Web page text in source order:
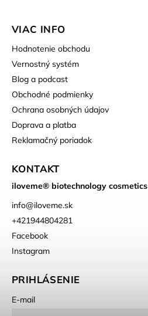
VIAC INFO
Hodnotenie obchodu
Vernostný systém
Blog a podcast
Obchodné podmienky
Ochrana osobných údajov
Doprava a platba
Reklamačný poriadok
KONTAKT
iloveme® biotechnology cosmetics
info@iloveme.sk
+421944804281
Facebook
Instagram
PRIHLÁSENIE
E-mail